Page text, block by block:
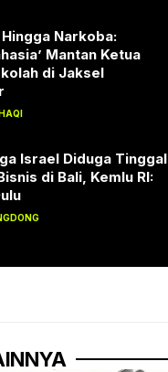
Narkoba:
Mantan Ketua
di Jaksel
Israel Diduga Tinggal
di Bali, Kemlu RI: